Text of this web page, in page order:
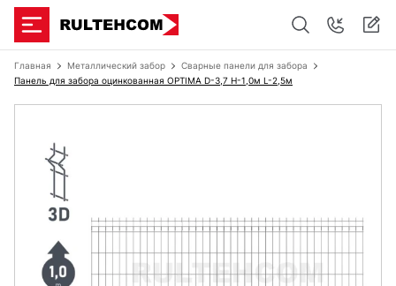
Главная Металлический забор
Сварные панели для забора
Панель для забора оцинкованная OPTIMA D-3,7 H-1,0м L-2,5м